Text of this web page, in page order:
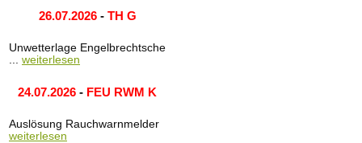
26.07.2026- TH G
Unwetterlage Engelbrechtsche
... weiterlesen
24.07.2026 - FEU RWM K
Auslösung Rauchwarnmelder
weiterlesen